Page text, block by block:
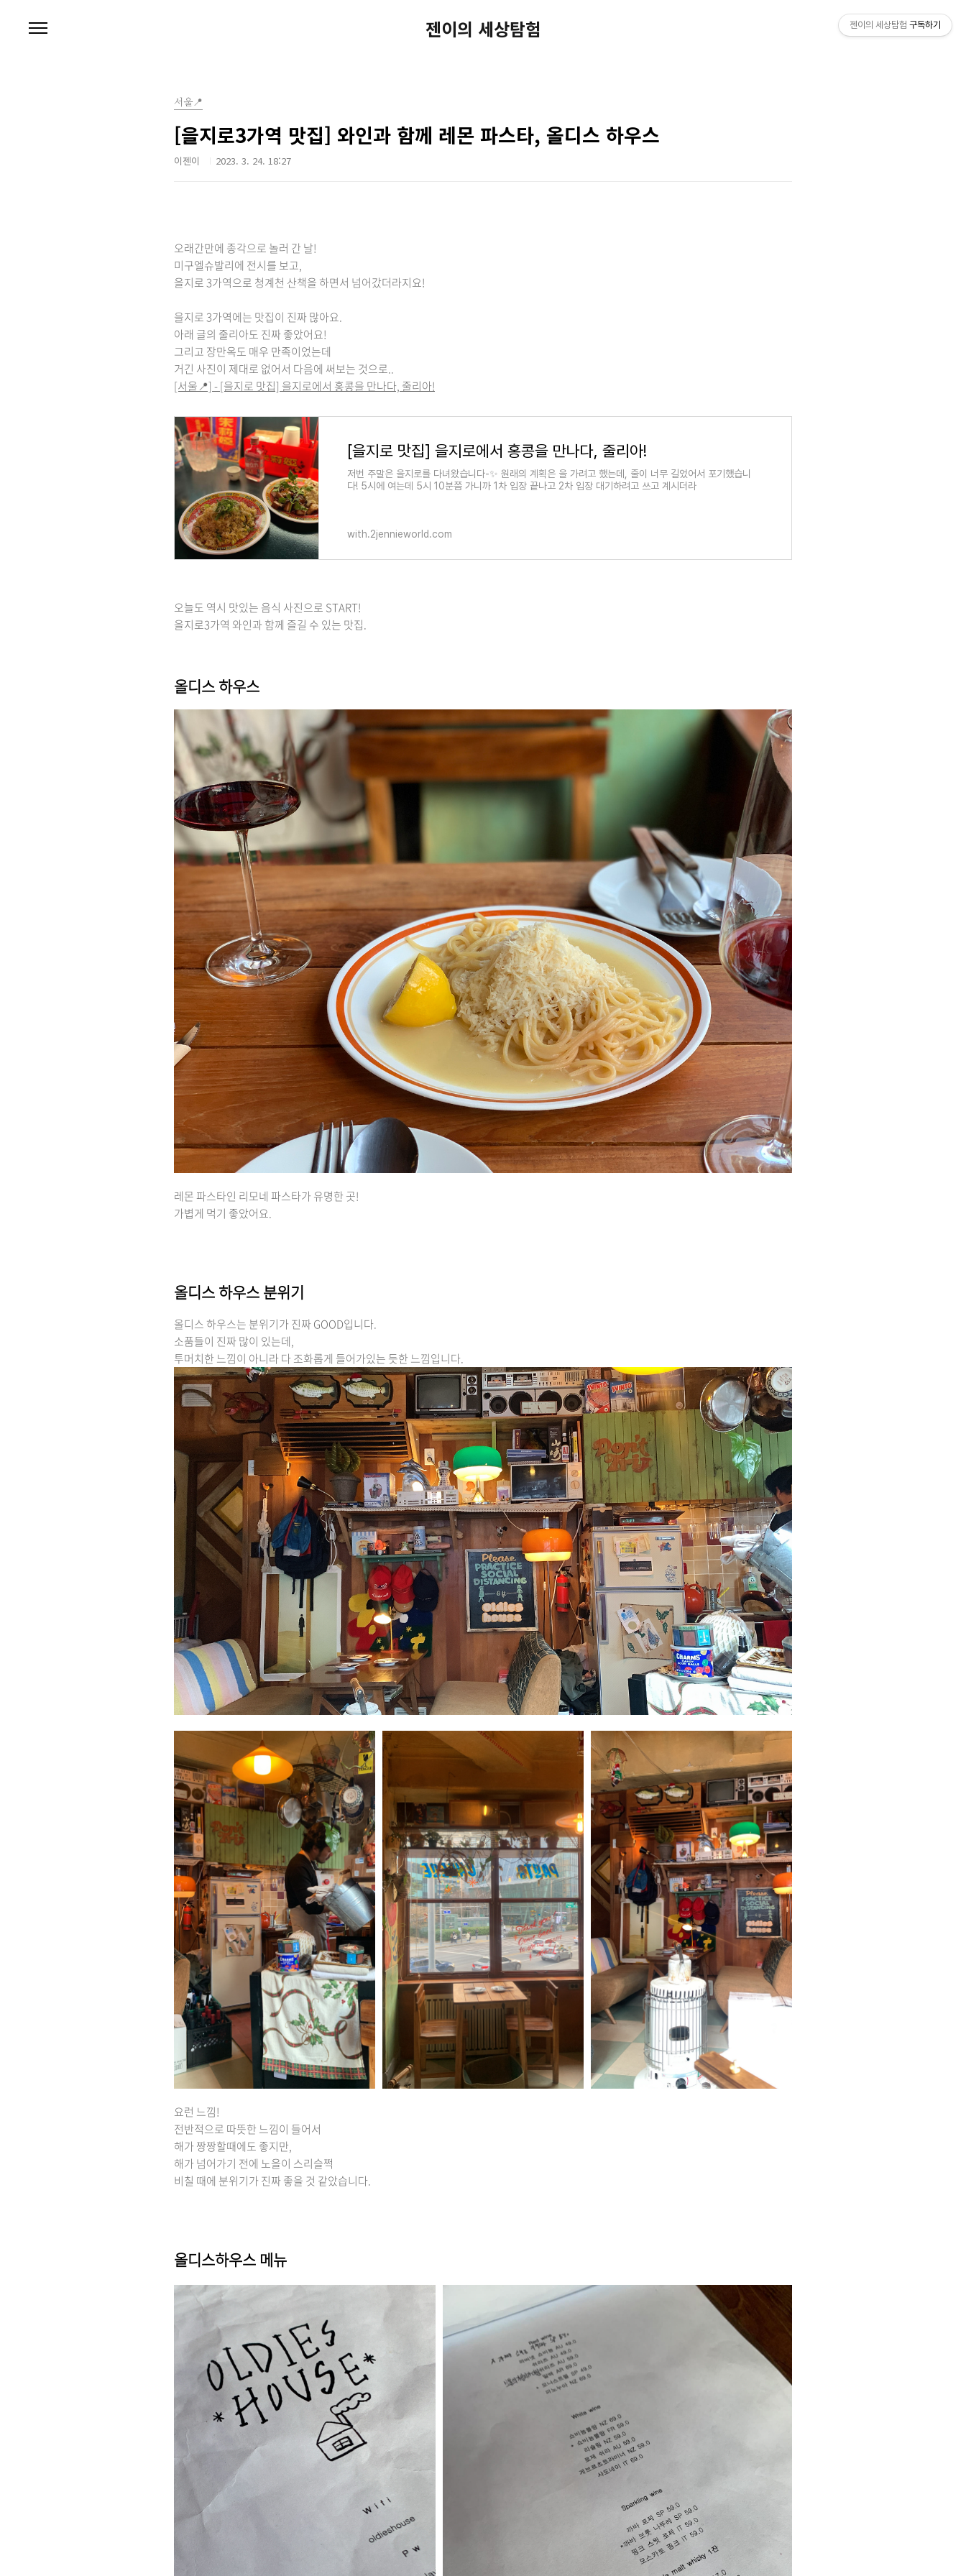
젠이의 세상탐험
서울📍
[을지로3가역 맛집] 와인과 함께 레몬 파스타, 올디스 하우스
이젠이 2023. 3. 24. 18:27
오래간만에 종각으로 놀러 간 날!
미구엘슈발리에 전시를 보고,
을지로 3가역으로 청계천 산책을 하면서 넘어갔더라지요!
을지로 3가역에는 맛집이 진짜 많아요.
아래 글의 줄리아도 진짜 좋았어요!
그리고 장만옥도 매우 만족이었는데
거긴 사진이 제대로 없어서 다음에 써보는 것으로..
[서울📍] - [을지로 맛집] 을지로에서 홍콩을 만나다, 줄리아!
[을지로 맛집] 을지로에서 홍콩을 만나다, 줄리아!
저번 주말은 을지로를 다녀왔습니다-✨ 원래의 계획은 을 가려고 했는데, 줄이 너무 길었어서 포기했습니
다! 5시에 여는데 5시 10분쯤 가니까 1차 입장 끝나고 2차 입장 대기하려고 쓰고 계시더라
with.2jennieworld.com
오늘도 역시 맛있는 음식 사진으로 START!
을지로3가역 와인과 함께 즐길 수 있는 맛집.
올디스 하우스
레몬 파스타인 리모네 파스타가 유명한 곳!
가볍게 먹기 좋았어요.
올디스 하우스 분위기
올디스 하우스는 분위기가 진짜 GOOD입니다.
소품들이 진짜 많이 있는데,
투머치한 느낌이 아니라 다 조화롭게 들어가있는 듯한 느낌입니다.
요런 느낌!
전반적으로 따뜻한 느낌이 들어서
해가 짱짱할때에도 좋지만,
해가 넘어가기 전에 노을이 스리슬쩍
비칠 때에 분위기가 진짜 좋을 것 같았습니다.
올디스하우스 메뉴
젠이의 세상탐험 구독하기